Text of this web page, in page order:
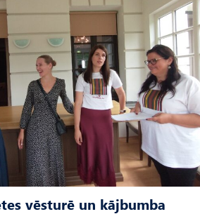
vēsturē un kājbumba